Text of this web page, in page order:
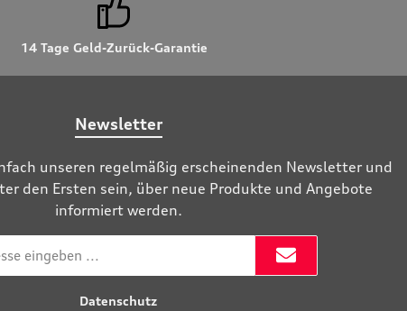
14 Tage Geld-Zurück-Garantie
Newsletter
unseren regelmäßig erscheinenden Newsletter und
den Ersten sein, über neue Produkte und Angebote
informiert werden.
Datenschutz